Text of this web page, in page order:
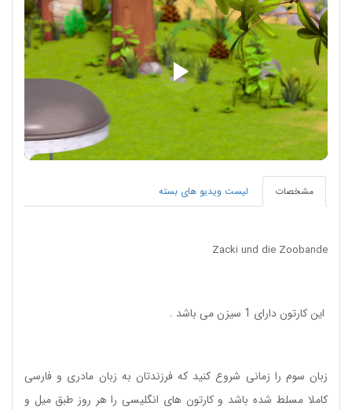
Play
Video
مشخصات لیست ویدیو های بسته
Zacki und die Zoobande
این کارتون دارای 1 سیزن می باشد .
زبان سوم را زمانی شروع کنید که فرزندتان به زبان مادری و فارسی
کاملا مسلط شده باشد و کارتون های انگلیسی را هر روز طبق میل و